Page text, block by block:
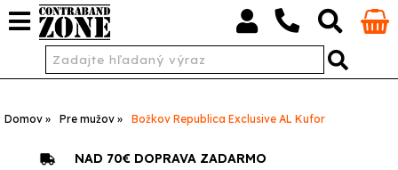
Domov Pre mužov Božkov Republica Exclusive AL Kufor
NAD 70€ DOPRAVA ZADARMO